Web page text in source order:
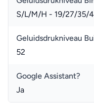
S/L/M/H - 19/27/35/
Geluidsdrukniveau
52
Google Assistant?
Ja